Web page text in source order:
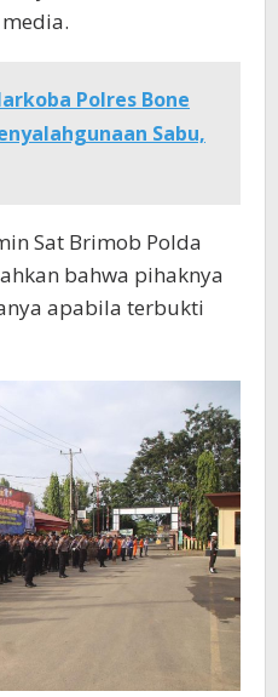
Polres Bone
Sabu,
Sat Brimob Polda
bahwa pihaknya
apabila terbukti